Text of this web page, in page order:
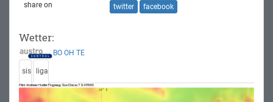
share on twitter facebook
Wetter:
BO OH TE
sis liga